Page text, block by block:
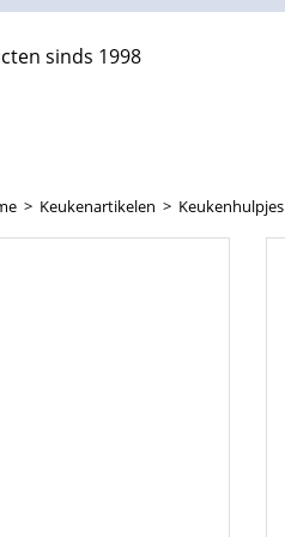
sinds 1998
> Keukenartikelen > Keukenhulpjes